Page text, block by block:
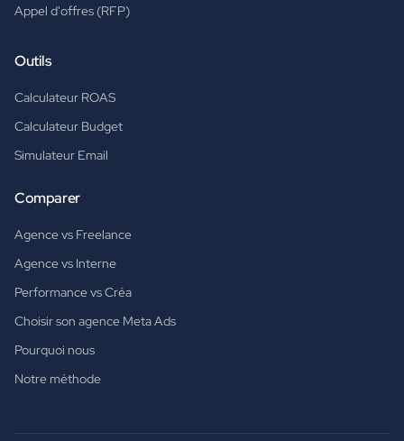
Appel d'offres (RFP)
Outils
Calculateur ROAS
Calculateur Budget
Simulateur Email
Comparer
Agence vs Freelance
Agence vs Interne
Performance vs Créa
Choisir son agence Meta Ads
Pourquoi nous
Notre méthode